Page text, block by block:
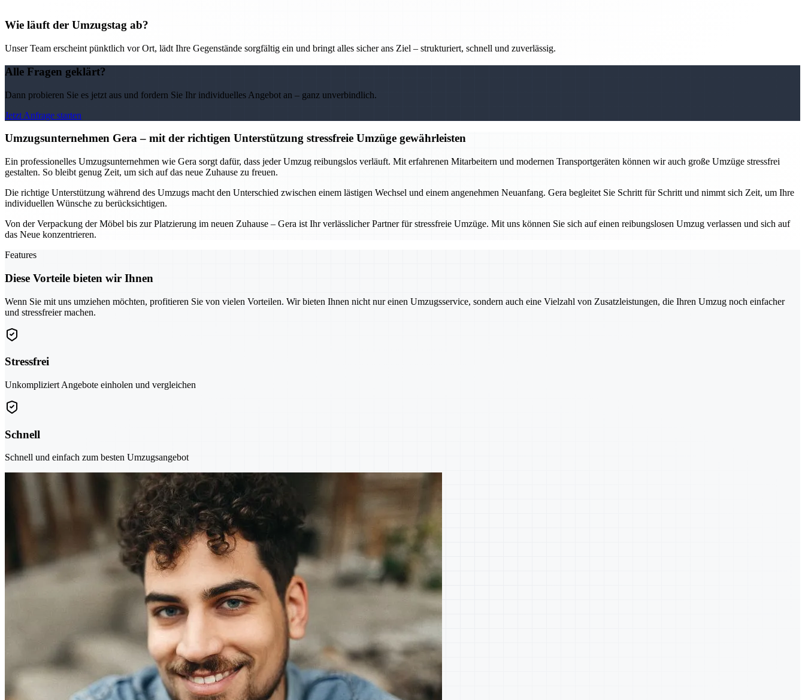
Wie läuft der Umzugstag ab?
Unser Team erscheint pünktlich vor Ort, lädt Ihre Gegenstände sorgfältig ein und bringt alles sicher ans Ziel – strukturiert, schnell und zuverlässig.
Alle Fragen geklärt?
Dann probieren Sie es jetzt aus und fordern Sie Ihr individuelles Angebot an – ganz unverbindlich.
Jetzt Anfrage starten
Umzugsunternehmen Gera – mit der richtigen Unterstützung stressfreie Umzüge gewährleisten
Ein professionelles Umzugsunternehmen wie Gera sorgt dafür, dass jeder Umzug reibungslos verläuft. Mit erfahrenen Mitarbeitern und modernen Transportgeräten können wir auch große Umzüge stressfrei
gestalten. So bleibt genug Zeit, um sich auf das neue Zuhause zu freuen.
Die richtige Unterstützung während des Umzugs macht den Unterschied zwischen einem lästigen Wechsel und einem angenehmen Neuanfang. Gera begleitet Sie Schritt für Schritt und nimmt sich Zeit, um Ihre
individuellen Wünsche zu berücksichtigen.
Von der Verpackung der Möbel bis zur Platzierung im neuen Zuhause – Gera ist Ihr verlässlicher Partner für stressfreie Umzüge. Mit uns können Sie sich auf einen reibungslosen Umzug verlassen und sich auf
das Neue konzentrieren.
Features
Diese Vorteile bieten wir Ihnen
Wenn Sie mit uns umziehen möchten, profitieren Sie von vielen Vorteilen. Wir bieten Ihnen nicht nur einen Umzugsservice, sondern auch eine Vielzahl von Zusatzleistungen, die Ihren Umzug noch einfacher
und stressfreier machen.
Stressfrei
Unkompliziert Angebote einholen und vergleichen
Schnell
Schnell und einfach zum besten Umzugsangebot